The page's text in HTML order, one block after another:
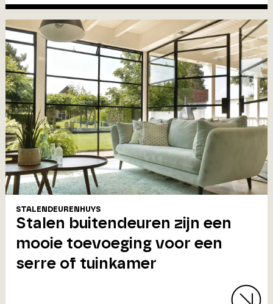
STALENDEURENHUYS
Stalen buitendeuren zijn een
mooie toevoeging voor een
serre of tuinkamer